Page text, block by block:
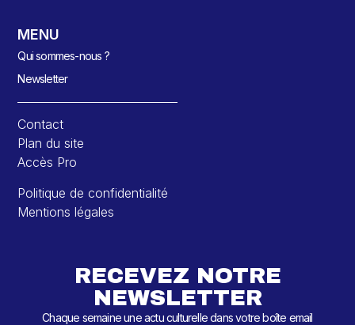
MENU
Qui sommes-nous ?
Newsletter
Contact
Plan du site
Accès Pro
Politique de confidentialité
Mentions légales
RECEVEZ NOTRE
NEWSLETTER
Chaque semaine une actu culturelle dans votre boîte email